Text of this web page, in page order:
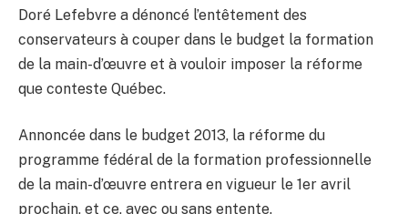
Doré Lefebvre a dénoncé l’entêtement des
conservateurs à couper dans le budget la formation
de la main-d’œuvre et à vouloir imposer la réforme
que conteste Québec.
Annoncée dans le budget 2013, la réforme du
programme fédéral de la formation professionnelle
de la main-d’œuvre entrera en vigueur le 1er avril
prochain, et ce, avec ou sans entente.